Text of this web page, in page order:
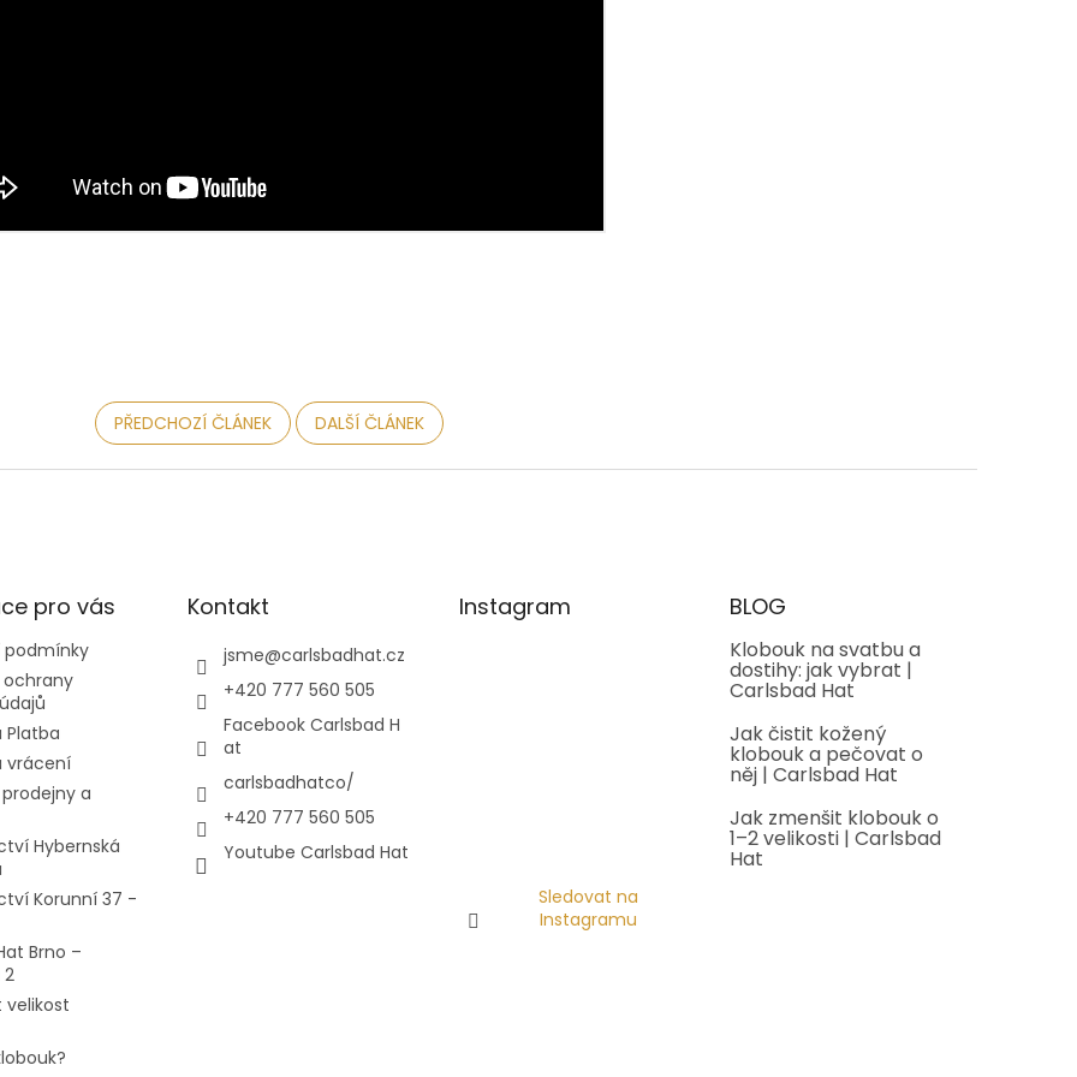
PŘEDCHOZÍ ČLÁNEK DALŠÍ ČLÁNEK
pro vás
Platba
vrácení
a
Hybernská
Korunní 37 -
Brno –
2
velikost
Kontakt
jsme@carlsbadhat.cz
+420 777 560 505
Facebook Carlsbad H
at
carlsbadhatco/
+420 777 560 505
Youtube Carlsbad Hat
Instagram
Sledovat na
Instagramu
BLOG
Klobouk na svatbu a
dostihy: jak vybrat |
Carlsbad Hat
Jak čistit kožený
klobouk a pečovat o
něj | Carlsbad Hat
Jak zmenšit klobouk o
1–2 velikosti | Carlsbad
Hat